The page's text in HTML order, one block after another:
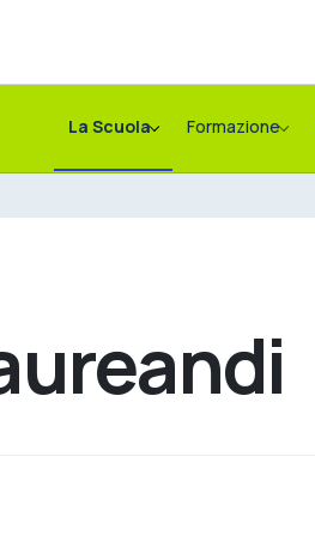
La Scuola Formazione